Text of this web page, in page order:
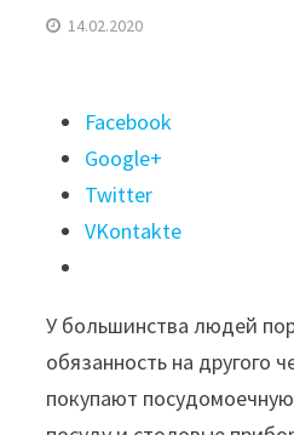
14.02.2020
Поделиться
"Не
так-
то
5
самых
частых
Facebook
Google+
Twitter
VKontakte
У большинства людей
обязанность на другого
покупают